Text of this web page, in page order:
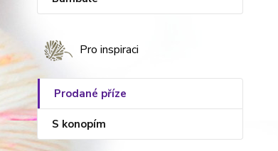
Pro inspiraci
Prodané příze
S konopím